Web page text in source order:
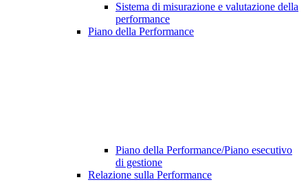
Sistema di misurazione e valutazione della
performance
Piano della Performance
Piano della Performance/Piano esecutivo
di gestione
Relazione sulla Performance